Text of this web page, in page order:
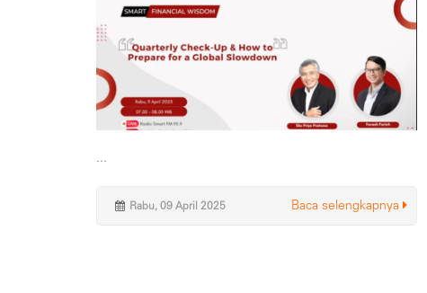
...
Rabu, 09 April 2025 Baca selengkapnya